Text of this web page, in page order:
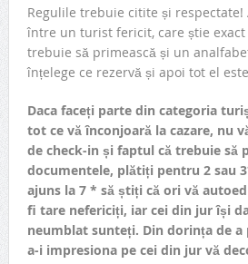
Regulile trebuie citite și respectate!
între un turist fericit, care știe exact
trebuie să primească și un
înțelege ce rezervă și apoi tot el
Daca faceți parte din categoria
tot ce vă înconjoară la cazare, nu
de check-in și faptul că trebuie să
documentele, plătiți pentru 2 sau
ajuns la 7 * să știți că ori vă
fi tare nefericiți, iar cei din jur își
neumblat sunteți. Din dorința de a
a-i impresiona pe cei din jur vă